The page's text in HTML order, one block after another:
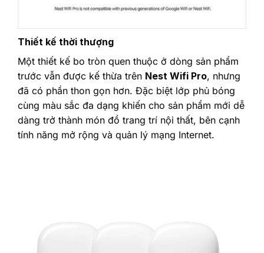
Thiết kế thời thượng
Một thiết kế bo tròn quen thuộc ở dòng sản phẩm
trước vẫn được kế thừa trên Nest Wifi Pro, nhưng
đã có phần thon gọn hơn. Đặc biệt lớp phủ bóng
cùng màu sắc đa dạng khiến cho sản phẩm mới dễ
dàng trở thành món đồ trang trí nội thất, bên cạnh
tính năng mở rộng và quản lý mạng Internet.